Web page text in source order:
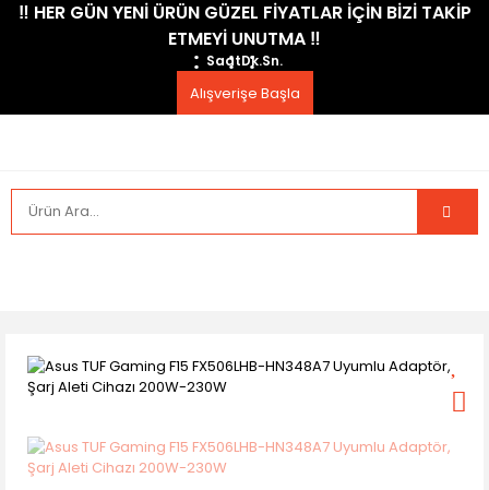
​‼️​ HER GÜN YENİ ÜRÜN GÜZEL FİYATLAR İÇİN BİZİ TAKİP
ETMEYİ UNUTMA ​‼️​
SaatDk.Sn.
Alışverişe Başla